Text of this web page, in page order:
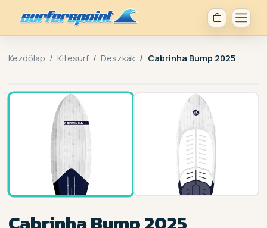
Kezdőlap Kitesurf Deszkák Cabrinha Bump 2025